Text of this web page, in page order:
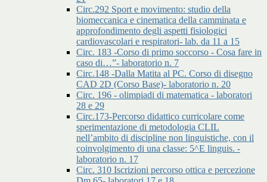
Circ.292 Sport e movimento: studio della
biomeccanica e cinematica della camminata e
approfondimento degli aspetti fisiologici
cardiovascolari e respiratori- lab. da 11 a 15
Circ. 183 -Corso di primo soccorso - Cosa fare in
caso di…”- laboratorio n. 7
Circ.148 -Dalla Matita al PC. Corso di disegno
CAD 2D (Corso Base)- laboratorio n. 20
Circ. 196 - olimpiadi di matematica - laboratori
28 e 29
Circ.173-Percorso didattico curricolare come
sperimentazione di metodologia CLIL
nell’ambito di discipline non linguistiche, con il
coinvolgimento di una classe: 5^E linguis. -
laboratorio n. 17
Circ. 310 Iscrizioni percorso ottica e percezione